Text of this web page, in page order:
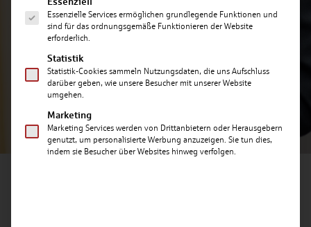
WACHSTUM
Essenzielle Services ermöglichen grundlegende Funktionen und
sind für das ordnungsgemäße Funktionieren der Website
erforderlich.
Statistik
Statistik-Cookies sammeln Nutzungsdaten, die uns Aufschluss
darüber geben, wie unsere Besucher mit unserer Website
umgehen.
Marketing
Marketing Services werden von Drittanbietern oder Herausgebern
genutzt, um personalisierte Werbung anzuzeigen. Sie tun dies,
indem sie Besucher über Websites hinweg verfolgen.